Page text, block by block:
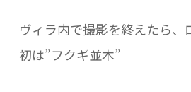
ヴィラ内で撮影を終えたら、
初は”フクギ並木”